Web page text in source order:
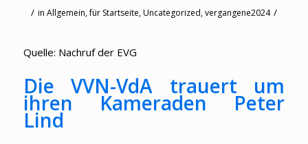
/ in Allgemein,für Startseite,Uncategorized,vergangene2024 /
Quelle: Nachruf der EVG
Die VVN-VdA trauert um
ihren Kameraden Peter
Lind